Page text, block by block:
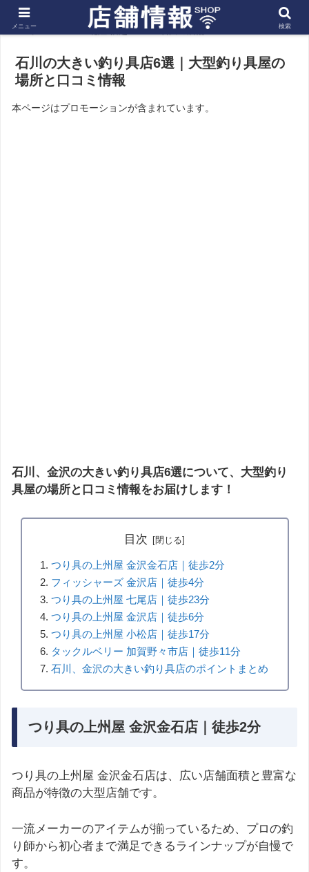
ホーム 北陸 信越 石川の店舗
石川の大きい釣り具店6選｜大型釣り具屋の
場所と口コミ情報
本ページはプロモーションが含まれています。
石川、金沢の大きい釣り具店6選について、大型釣り
具屋の場所と口コミ情報をお届けします！
目次
つり具の上州屋 金沢金石店｜徒歩2分
フィッシャーズ 金沢店｜徒歩4分
つり具の上州屋 七尾店｜徒歩23分
つり具の上州屋 金沢店｜徒歩6分
つり具の上州屋 小松店｜徒歩17分
タックルベリー 加賀野々市店｜徒歩11分
石川、金沢の大きい釣り具店のポイントまとめ
つり具の上州屋 金沢金石店｜徒歩2分
つり具の上州屋 金沢金石店は、広い店舗面積と豊富な
商品が特徴の大型店舗です。
一流メーカーのアイテムが揃っているため、プロの釣
り師から初心者まで満足できるラインナップが自慢で
す。
メニュー 検索